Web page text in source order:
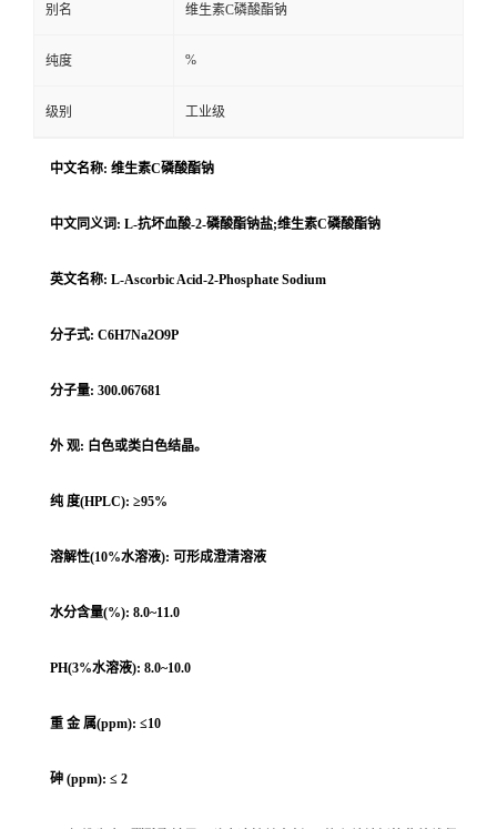
别名 维生素C磷酸酯钠
纯度 %
级别 工业级
中文名称: 维生素C磷酸酯钠
中文同义词: L-抗坏血酸-2-磷酸酯钠盐;维生素C磷酸酯钠
英文名称: L-Ascorbic Acid-2-Phosphate Sodium
分子式: C6H7Na2O9P
分子量: 300.067681
外 观: 白色或类白色结晶。
纯 度(HPLC): ≥95%
溶解性(10%水溶液): 可形成澄清溶液
水分含量(%): 8.0~11.0
PH(3%水溶液): 8.0~10.0
重 金 属(ppm): ≤10
砷 (ppm): ≤ 2